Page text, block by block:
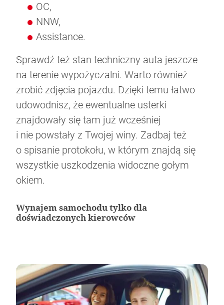
OC,
NNW,
Assistance.
Sprawdź też stan techniczny auta jeszcze
na terenie wypożyczalni. Warto również
zrobić zdjęcia pojazdu. Dzięki temu łatwo
udowodnisz, że ewentualne usterki
znajdowały się tam już wcześniej
i nie powstały z Twojej winy. Zadbaj też
o spisanie protokołu, w którym znajdą się
wszystkie uszkodzenia widoczne gołym
okiem.
Wynajem samochodu tylko dla
doświadczonych kierowców